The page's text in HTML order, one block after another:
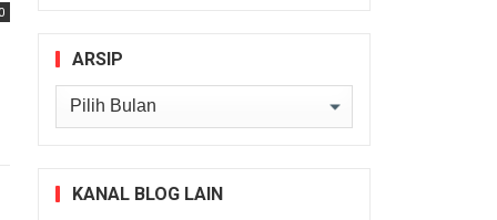
ARSIP
Arsip
KANAL BLOG LAIN